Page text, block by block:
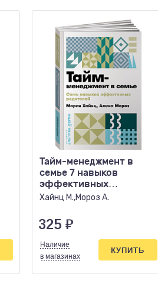
Тайм-менеджмент в
семье 7 навыков
эффективных
родителей
Хайнц М.,Мороз А.
325 ₽
Наличие
в магазинах
КУПИТЬ